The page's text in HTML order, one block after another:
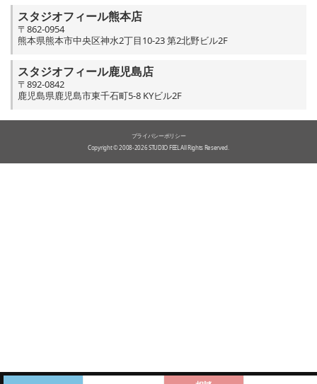
スタジオフィール熊本店
〒862-0954
熊本県熊本市中央区神水2丁目10-23 第2北野ビル2F
スタジオフィール鹿児島店
〒892-0842
鹿児島県鹿児島市東千石町5-8 KYビル2F
プライバシーポリシー
Copyright © 2008-2026 STUDIO FEEL All Rights Reserved.